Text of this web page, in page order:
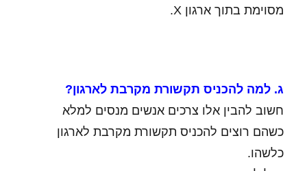
מסוימת בתוך ארגון X.
ג. למה להכניס תקשורת מקרבת לארגון?
חשוב להבין אלו צרכים אנשים מנסים למלא
כשהם רוצים להכניס תקשורת מקרבת לארגון
כלשהו.